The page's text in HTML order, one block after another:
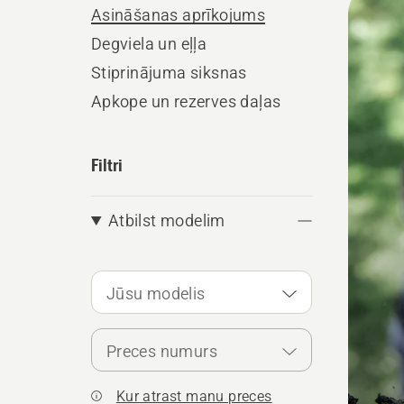
Asināšanas aprīkojums
Degviela un eļļa
Stiprinājuma siksnas
Apkope un rezerves daļas
Filtri
Atbilst modelim
Jūsu modelis
Preces numurs
Kur atrast manu preces